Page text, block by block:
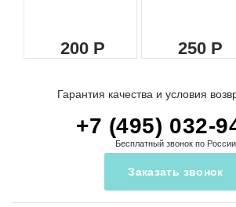
200 250
Гарантия качества и условия
+7 (495) 032-
Бесплатный звонок по России
Заказать звонок